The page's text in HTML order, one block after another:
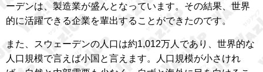
ーデンは、製造業が盛んとなっています。その結果、世界
的に活躍できる企業を輩出することができたのです。
また、スウェーデンの人口は約1,012万人であり、世界的な
人口規模で言えば小国と言えます。人口規模が小さけれ